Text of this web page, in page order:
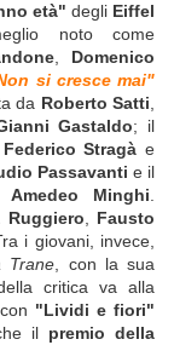
età" degli Eiffel
noto come
Domenico
si cresce mai"
da Roberto Satti
Gastaldo; il
Federico Stragà e
Passavanti e il
Amedeo Minghi
Ruggiero
Fausto
i giovani, invece,
Trane , con la sua
critica va alla
"Lividi e fiori"
il premio della